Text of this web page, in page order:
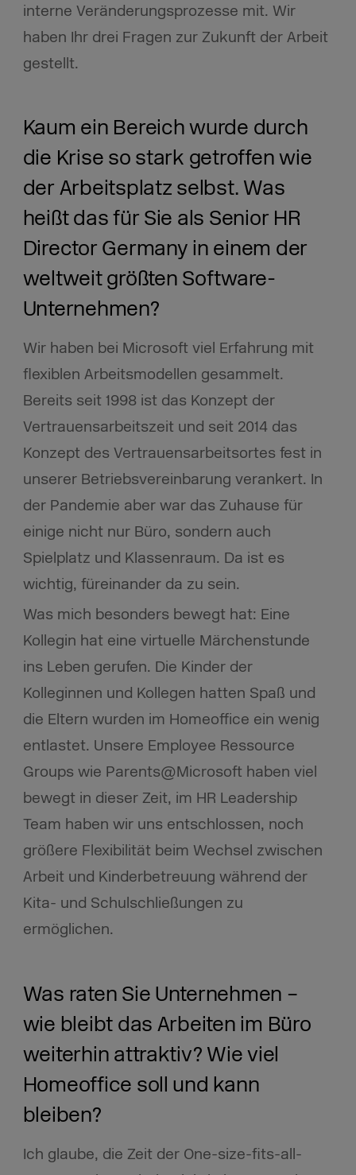
interne Veränderungsprozesse mit. Wir
haben Ihr drei Fragen zur Zukunft der Arbeit
gestellt.
Kaum ein Bereich wurde durch
die Krise so stark getroffen wie
der Arbeitsplatz selbst. Was
heißt das für Sie als Senior HR
Director Germany in einem der
weltweit größten Software-
Unternehmen?
Wir haben bei Microsoft viel Erfahrung mit
flexiblen Arbeitsmodellen gesammelt.
Bereits seit 1998 ist das Konzept der
Vertrauensarbeitszeit und seit 2014 das
Konzept des Vertrauensarbeitsortes fest in
unserer Betriebsvereinbarung verankert. In
der Pandemie aber war das Zuhause für
einige nicht nur Büro, sondern auch
Spielplatz und Klassenraum. Da ist es
wichtig, füreinander da zu sein.
Was mich besonders bewegt hat: Eine
Kollegin hat eine virtuelle Märchenstunde
ins Leben gerufen. Die Kinder der
Kolleginnen und Kollegen hatten Spaß und
die Eltern wurden im Homeoffice ein wenig
entlastet. Unsere Employee Ressource
Groups wie Parents@Microsoft haben viel
bewegt in dieser Zeit, im HR Leadership
Team haben wir uns entschlossen, noch
größere Flexibilität beim Wechsel zwischen
Arbeit und Kinderbetreuung während der
Kita- und Schulschließungen zu
ermöglichen.
Was raten Sie Unternehmen –
wie bleibt das Arbeiten im Büro
weiterhin attraktiv? Wie viel
Homeoffice soll und kann
bleiben?
Ich glaube, die Zeit der One-size-fits-all-